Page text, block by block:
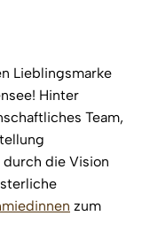
Lieblingsmarke
Hinter
Team,
die Vision
zum